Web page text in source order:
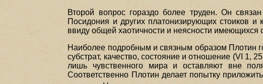
Второй вопрос гораздо более труден. Он
Посидония и других платонизирующих стоиков и
ввиду общей хаотичности и неясности имеющихся
Наиболее подробным и связным образом Плотин
субстрат, качество, состояние и отношение (VI 1,
лишь чувственного мира и оставляют вне
Соответственно Плотин делает попытку